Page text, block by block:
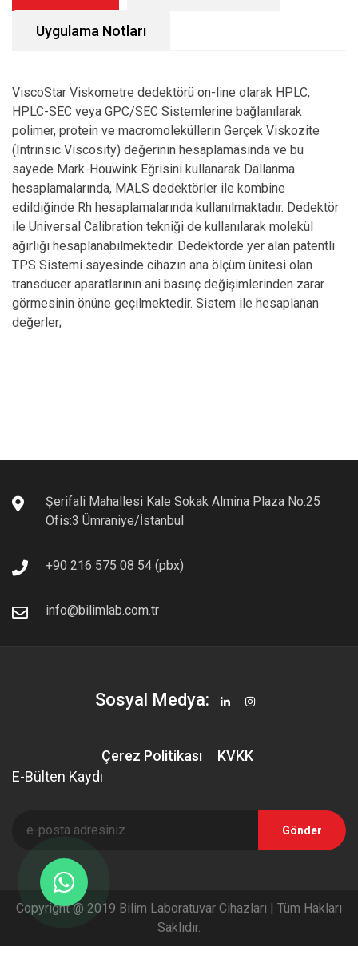
Uygulama Notları
ViscoStar Viskometre dedektörü on-line olarak HPLC,
HPLC-SEC veya GPC/SEC Sistemlerine bağlanılarak
polimer, protein ve macromoleküllerin Gerçek Viskozite
(Intrinsic Viscosity) değerinin hesaplamasında ve bu
sayede Mark-Houwink Eğrisini kullanarak Dallanma
hesaplamalarında, MALS dedektörler ile kombine
edildiğinde Rh hesaplamalarında kullanılmaktadır. Dedektör
ile Universal Calibration tekniği de kullanılarak molekül
ağırlığı hesaplanabilmektedir. Dedektörde yer alan patentli
TPS Sistemi sayesinde cihazın ana ölçüm ünitesi olan
transducer aparatlarının ani basınç değişimlerinden zarar
görmesinin önüne geçilmektedir. Sistem ile hesaplanan
değerler;
Şerifali Mahallesi Kale Sokak Almina Plaza No:25
Ofis:3 Ümraniye/İstanbul
+90 216 575 08 54 (pbx)
info@bilimlab.com.tr
Sosyal Medya:
Çerez Politikası
KVKK
E-Bülten Kaydı
Gönder
Copyright @ 2019 Bilim Laboratuvar Cihazları | Tüm Hakları
Saklıdır.